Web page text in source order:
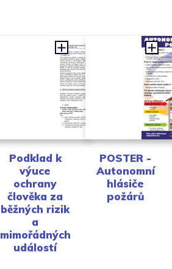
Podklad k
výuce
ochrany
člověka za
běžných rizik
a
mimořádných
událostí
POSTER -
Autonomní
hlásiče
požárů